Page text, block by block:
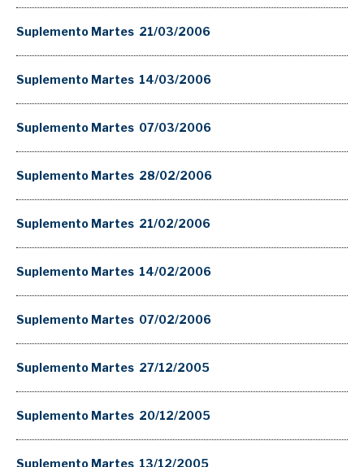
Suplemento Martes 21/03/2006
Suplemento Martes 14/03/2006
Suplemento Martes 07/03/2006
Suplemento Martes 28/02/2006
Suplemento Martes 21/02/2006
Suplemento Martes 14/02/2006
Suplemento Martes 07/02/2006
Suplemento Martes 27/12/2005
Suplemento Martes 20/12/2005
Suplemento Martes 13/12/2005